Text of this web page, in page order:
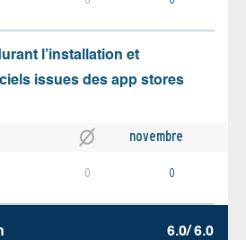
l’installation et
issues des app stores
novembre
0 0
6.0/ 6.0